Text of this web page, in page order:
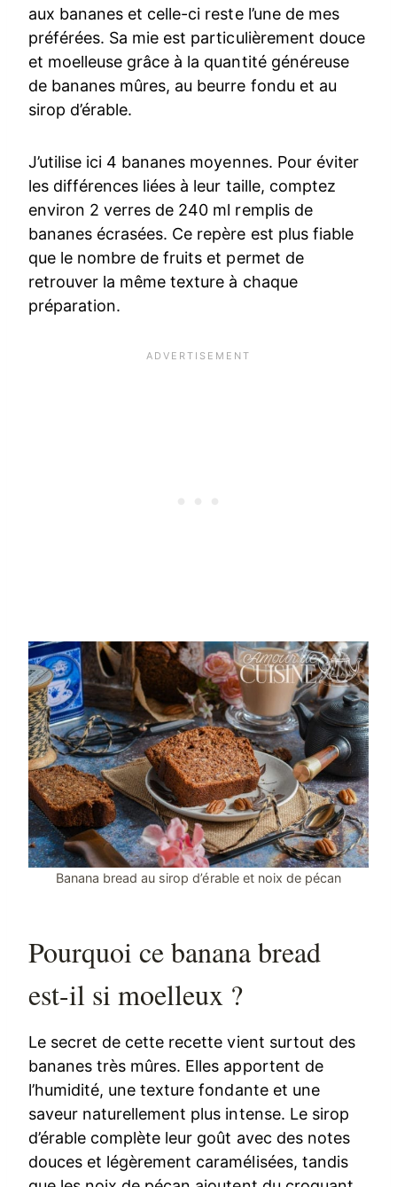
aux bananes et celle-ci reste l’une de mes
préférées. Sa mie est particulièrement douce
et moelleuse grâce à la quantité généreuse
de bananes mûres, au beurre fondu et au
sirop d’érable.
J’utilise ici 4 bananes moyennes. Pour éviter
les différences liées à leur taille, comptez
environ 2 verres de 240 ml remplis de
bananes écrasées. Ce repère est plus fiable
que le nombre de fruits et permet de
retrouver la même texture à chaque
préparation.
Banana bread au sirop d’érable et noix de pécan
Pourquoi ce banana bread
est-il si moelleux ?
Le secret de cette recette vient surtout des
bananes très mûres. Elles apportent de
l’humidité, une texture fondante et une
saveur naturellement plus intense. Le sirop
d’érable complète leur goût avec des notes
douces et légèrement caramélisées, tandis